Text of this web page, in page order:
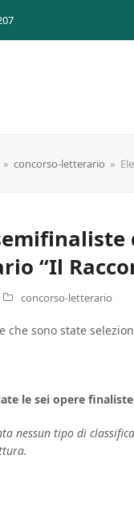
» concorso-letterario »
“Il
concorso-letterario
che sono state
le sei opere
nessun tipo di